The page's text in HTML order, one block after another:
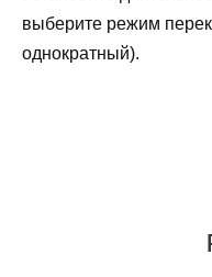
выберите режим
однократный).